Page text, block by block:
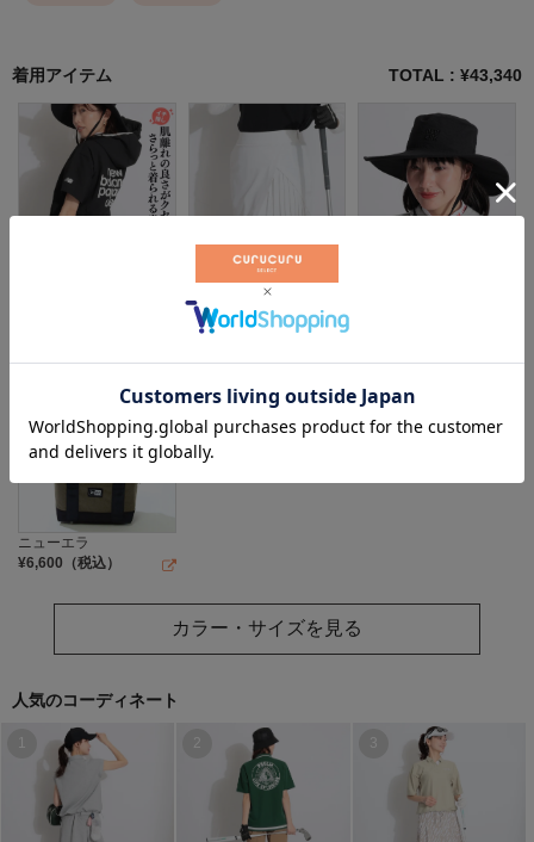
着用アイテム TOTAL : ¥43,340
テーラーメイドゴルフ
¥15,400 （税込）
ニューエラ
¥6,600 （税込）
カラー・サイズを見る
人気のコーディネート
2 3